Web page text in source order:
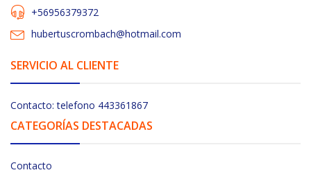
+56956379372
hubertuscrombach@hotmail.com
SERVICIO AL CLIENTE
Contacto: telefono 443361867
CATEGORÍAS DESTACADAS
Contacto